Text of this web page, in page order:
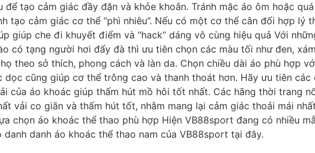
tạo cảm giác đầy đặn và khỏe khoắn. Tránh mặc áo ôm hoặc
cảm giác cơ thể “phì nhiêu”. Nếu có một cơ thể cân đối hợp lý
giúp che đi khuyết điểm và “hack” dáng vô cùng hiệu quả Với
có tạng người hơi đẩy đà thì ưu tiên chọn các màu tối như đen,
theo sở thích, phong cách và làn da. Chọn chiều dài áo phù hợp
cũng giúp cơ thể trông cao và thanh thoát hơn. Hãy ưu tiên
của áo khoác giúp thấm hút mồ hôi tốt nhất. Các hãng thời trang
vải co giãn và thấm hút tốt, nhằm mang lại cảm giác thoải mái
chọn áo khoác thể thao phù hợp Hiện VB88sport đang có nhiều
danh áo khoác thể thao nam của VB88sport tại đây.